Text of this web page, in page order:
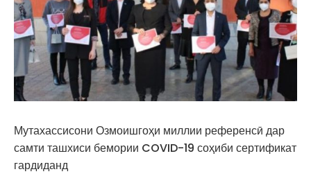
Мутахассисони Озмоишгоҳи миллии референсӣ дар
самти ташхиси бемории COVID-19 соҳиби сертификат
гардиданд